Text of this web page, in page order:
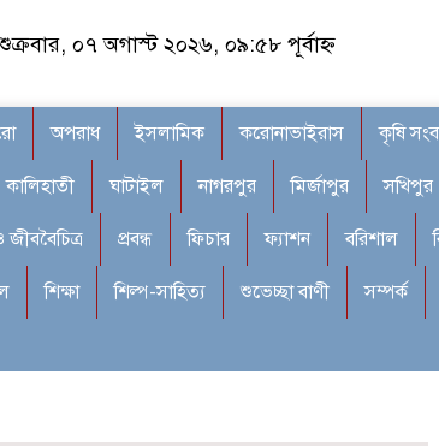
০৭ অগাস্ট ২০২৬, ০৯:৫৮ পূর্বাহ্ন
অপরাধ ইসলামিক করোনাভাইরাস কৃষি
কালিহাতী ঘাটাইল নাগরপুর মির্জাপুর সখিপুর
প্রবন্ধ ফিচার ফ্যাশন বরিশাল
শিক্ষা শিল্প-সাহিত্য শুভেচ্ছা বাণী সম্পর্ক